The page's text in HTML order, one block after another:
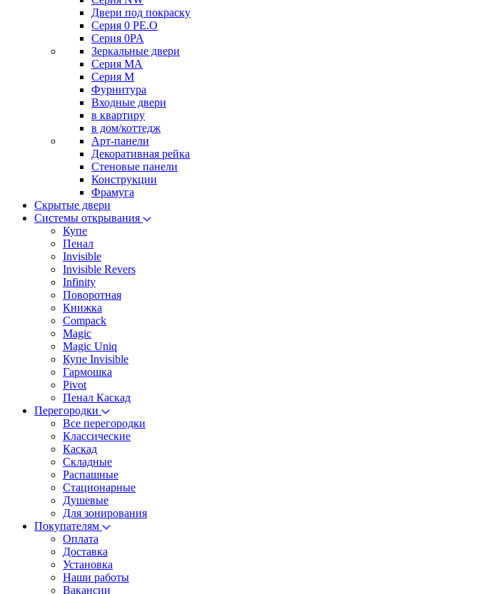
Двери под покраску
Серия 0 PE.O
Серия 0PA
Зеркальные двери
Серия MA
Серия M
Фурнитура
Входные двери
в квартиру
в дом/коттедж
Арт-панели
Декоративная рейка
Стеновые панели
Конструкции
Фрамуга
Скрытые двери
Системы открывания
Купе
Пенал
Invisible
Invisible Revers
Infinity
Поворотная
Книжка
Compack
Magic
Magic Uniq
Купе Invisible
Гармошка
Pivot
Пенал Каскад
Перегородки
Все перегородки
Классические
Каскад
Складные
Распашные
Стационарные
Душевые
Для зонирования
Покупателям
Оплата
Доставка
Установка
Наши работы
Вакансии